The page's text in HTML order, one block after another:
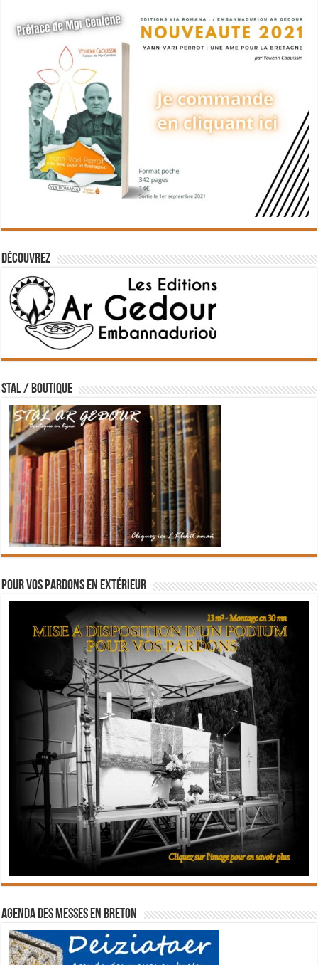
Découvrez
STAL / BOUTIQUE
Pour vos pardons en extérieur
Agenda des messes en breton